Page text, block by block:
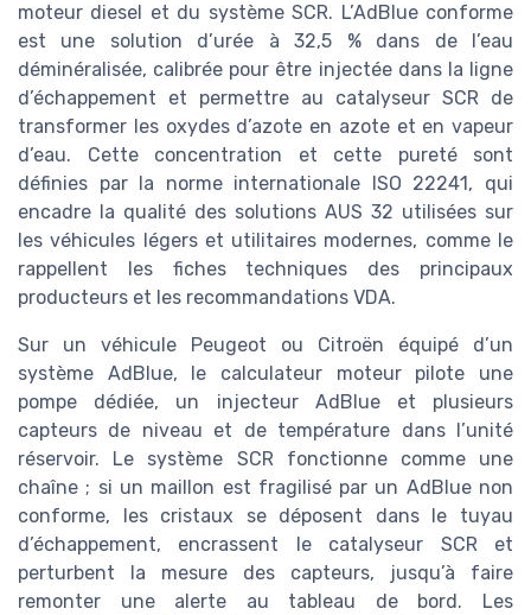
moteur diesel et du système SCR. L’AdBlue conforme
est une solution d’urée à 32,5 % dans de l’eau
déminéralisée, calibrée pour être injectée dans la ligne
d’échappement et permettre au catalyseur SCR de
transformer les oxydes d’azote en azote et en vapeur
d’eau. Cette concentration et cette pureté sont
définies par la norme internationale ISO 22241, qui
encadre la qualité des solutions AUS 32 utilisées sur
les véhicules légers et utilitaires modernes, comme le
rappellent les fiches techniques des principaux
producteurs et les recommandations VDA.
Sur un véhicule Peugeot ou Citroën équipé d’un
système AdBlue, le calculateur moteur pilote une
pompe dédiée, un injecteur AdBlue et plusieurs
capteurs de niveau et de température dans l’unité
réservoir. Le système SCR fonctionne comme une
chaîne ; si un maillon est fragilisé par un AdBlue non
conforme, les cristaux se déposent dans le tuyau
d’échappement, encrassent le catalyseur SCR et
perturbent la mesure des capteurs, jusqu’à faire
remonter une alerte au tableau de bord. Les